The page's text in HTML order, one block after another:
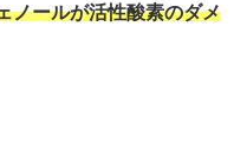
ノールが活性酸素のダメ